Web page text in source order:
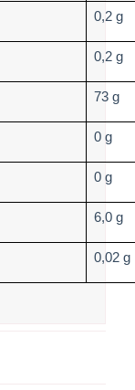
0,2 g
0,2 g
73 g
0 g
0 g
6,0 g
0,02 g